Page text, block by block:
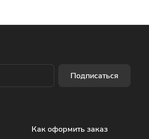
Подписаться
Как оформить заказ